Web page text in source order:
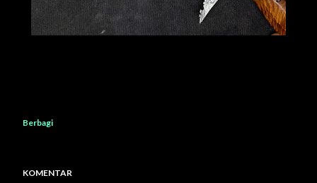
Berbagi
KOMENTAR